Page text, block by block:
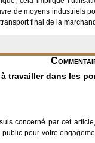
de moyens industriels
final de la
travailler dans les
concerné par cet
pour votre